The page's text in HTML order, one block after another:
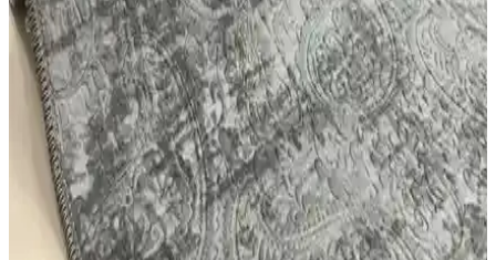
İki farklı Faiend yıkanabilir halı ve yolluk ürününü detaylı
karşılaştırıyoruz. Boyut, malzeme, kullanım kolaylığı ve kullanıcı
geri bildirimleri ile ilgili önemli bilgiler içerir.
Faiend Yıkanabilir Yolluk vs West Home: Kalınlık,
Temizlik ve Tasarım Özellikleri Karşılaştırması
Bu karşılaştırmada Faiend Yıkanabilir Yolluk ile West Home'in
makinede yıkanabilir kaymaz tabanlı gri oval halı ve yolluk
modelleri malzeme, kalınlık, kesim, baskı desen, bakım ve tasarım
açısından incelenir; kullanıcı yorumlarıyla avantajlar ve sınırlılıklar
özetlenir.